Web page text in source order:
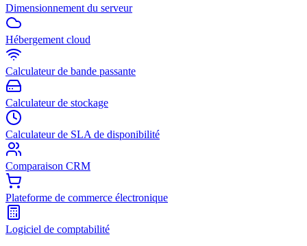
Dimensionnement du serveur
Hébergement cloud
Calculateur de bande passante
Calculateur de stockage
Calculateur de SLA de disponibilité
Comparaison CRM
Plateforme de commerce électronique
Logiciel de comptabilité